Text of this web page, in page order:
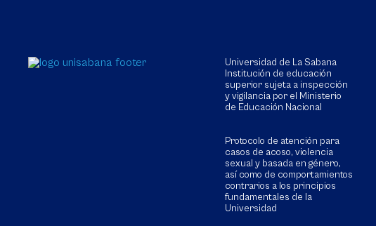
Universidad de La Sabana
Institución de educación
superior sujeta a inspección
y vigilancia por el Ministerio
de Educación Nacional
Protocolo de atención para
casos de acoso, violencia
sexual y basada en género,
así como de comportamientos
contrarios a los principios
fundamentales de la
Universidad